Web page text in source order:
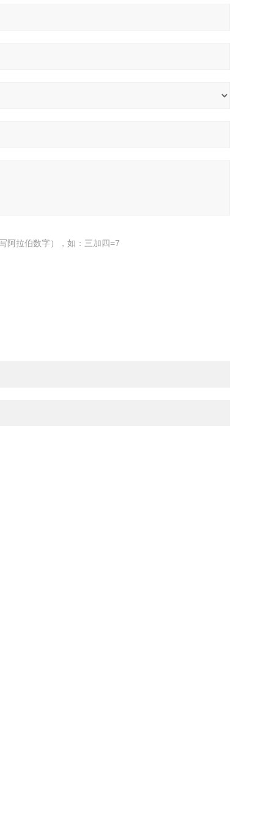
阿拉伯数字），如：三加四=7